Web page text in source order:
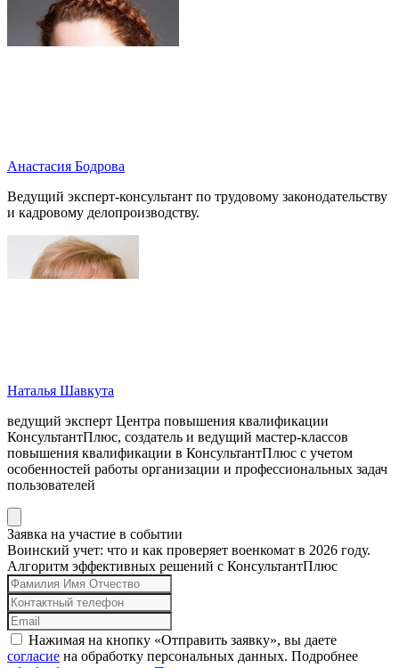
Анастасия Бодрова
Ведущий эксперт-консультант по трудовому законодательству
и кадровому делопроизводству.
Наталья Шавкута
ведущий эксперт Центра повышения квалификации
КонсультантПлюс, создатель и ведущий мастер-классов
повышения квалификации в КонсультантПлюс с учетом
особенностей работы организации и профессиональных задач
пользователей
Заявка на участие в событии
Воинский учет: что и как проверяет военкомат в 2026 году.
Алгоритм эффективных решений с КонсультантПлюс
Нажимая на кнопку «Отправить заявку», вы даете
согласие на обработку персональных данных. Подробнее